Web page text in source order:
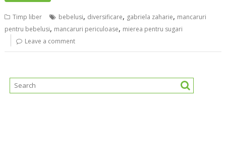
Timp liber bebelusi, diversificare, gabriela zaharie, mancaruri
pentru bebelusi, mancaruri periculoase, mierea pentru sugari
Leave a comment